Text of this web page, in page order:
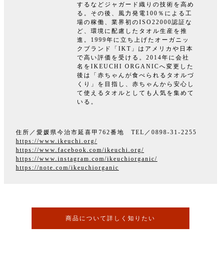
するなどジャガード織りの技術を高め
る。その後、風力発電100％による工
場の稼働、業界初のISO22000認証な
ど、環境に配慮したタオル生産を推
進。1999年に立ち上げたオーガニッ
クブランド「IKT」はアメリカや日本
で高い評価を受ける。2014年に会社
名をIKEUCHI ORGANICへ変更した
後は「赤ちゃんが食べられるタオルづ
くり」を目指し、赤ちゃんから安心し
て使えるタオルとしても人気を集めて
いる。
住所／愛媛県今治市延喜甲762番地 TEL／0898-31-2255
https://www.ikeuchi.org/
https://www.facebook.com/ikeuchi.org/
https://www.instagram.com/ikeuchiorganic/
https://note.com/ikeuchiorganic
商品について詳しく知りたい